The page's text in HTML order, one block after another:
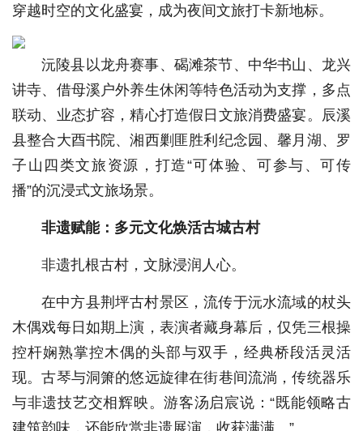
穿越时空的文化盛宴，成为夜间文旅打卡新地标。
沅陵县以龙舟赛事、碣滩茶节、中华书山、龙兴
讲寺、借母溪户外养生休闲等特色活动为支撑，多点
联动、业态扩容，精心打造假日文旅消费盛宴。辰溪
县整合大酉书院、湘西剿匪胜利纪念园、馨月湖、罗
子山四类文旅资源，打造“可体验、可参与、可传
播”的沉浸式文旅场景。
非遗赋能：多元文化焕活古城古村
非遗扎根古村，文脉浸润人心。
在中方县荆坪古村景区，流传于沅水流域的杖头
木偶戏每日如期上演，表演者藏身幕后，仅凭三根操
控杆娴熟掌控木偶的头部与双手，经典桥段活灵活
现。古琴与洞箫的悠远旋律在街巷间流淌，传统器乐
与非遗技艺交相辉映。游客汤启宸说：“既能领略古
建筑韵味，还能欣赏非遗展演，收获满满。”